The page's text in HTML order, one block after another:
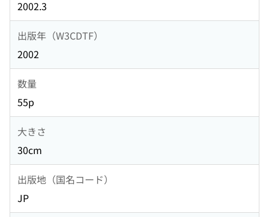
2002.3
出版年（W3CDTF）
2002
数量
55p
大きさ
30cm
出版地（国名コード）
JP